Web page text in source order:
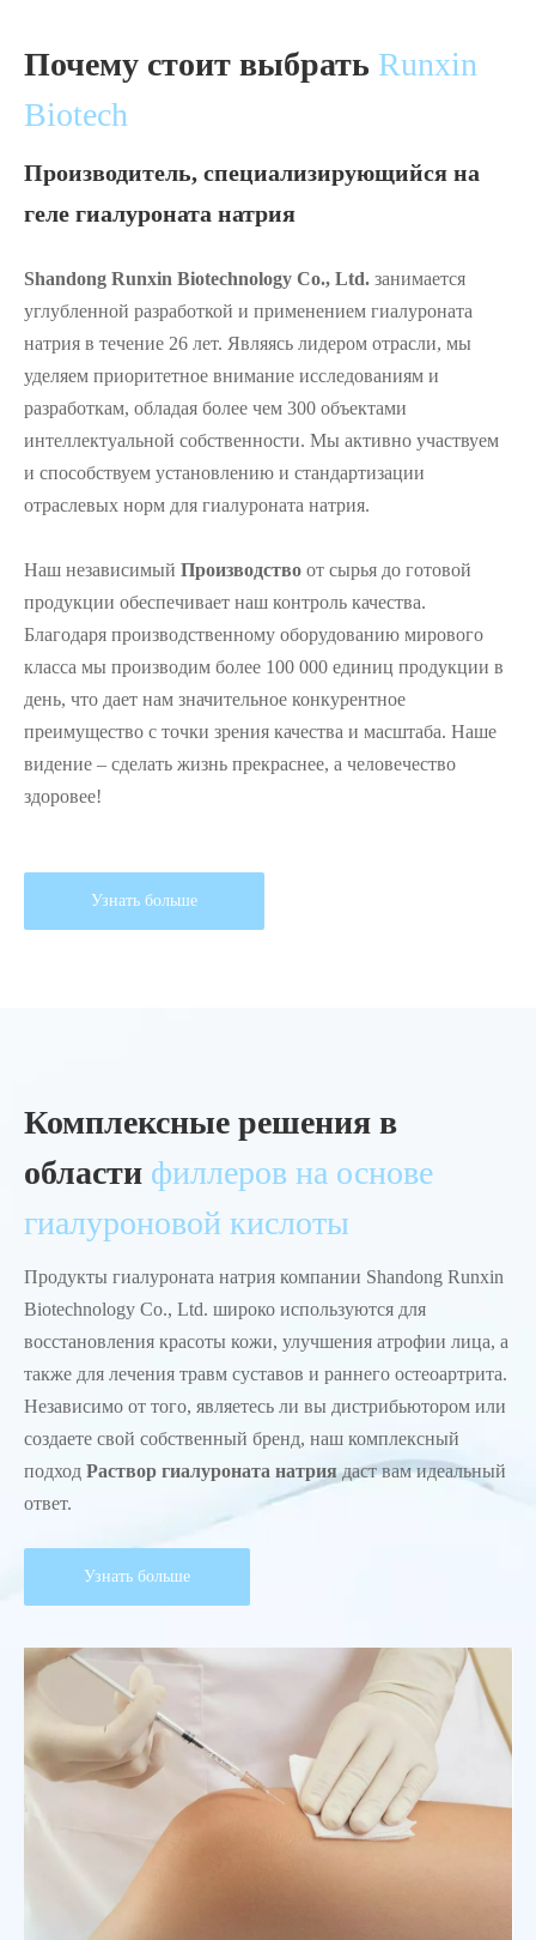
Почему стоит выбрать Runxin
Biotech
Производитель, специализирующийся на
геле гиалуроната натрия
Shandong Runxin Biotechnology Co., Ltd. занимается
углубленной разработкой и применением гиалуроната
натрия в течение 26 лет. Являясь лидером отрасли, мы
уделяем приоритетное внимание исследованиям и
разработкам, обладая более чем 300 объектами
интеллектуальной собственности. Мы активно участвуем
и способствуем установлению и стандартизации
отраслевых норм для гиалуроната натрия.
Наш независимый Производство от сырья до готовой
продукции обеспечивает наш контроль качества.
Благодаря производственному оборудованию мирового
класса мы производим более 100 000 единиц продукции в
день, что дает нам значительное конкурентное
преимущество с точки зрения качества и масштаба. Наше
видение – сделать жизнь прекраснее, а человечество
здоровее!
Узнать больше
Комплексные решения в
области филлеров на основе
гиалуроновой кислоты
Продукты гиалуроната натрия компании Shandong Runxin
Biotechnology Co., Ltd. широко используются для
восстановления красоты кожи, улучшения атрофии лица, а
также для лечения травм суставов и раннего остеоартрита.
Независимо от того, являетесь ли вы дистрибьютором или
создаете свой собственный бренд, наш комплексный
подход Раствор гиалуроната натриядаст вам идеальный
ответ.
Узнать больше